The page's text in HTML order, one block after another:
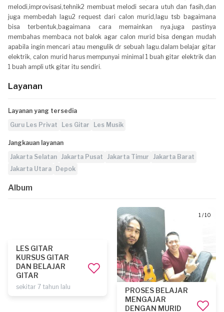
melodi,improvisasi,tehnik2 membuat melodi secara utuh dan fasih,dan
juga membedah lagu2 request dari calon murid,lagu tsb bagaimana
bisa terbentuk,bagaimana cara memainkan nya.juga pastinya
membahas membaca not balok agar calon murid bisa dengan mudah
apabila ingin mencari atau mengulik dr sebuah lagu.dalam belajar gitar
elektrik, calon murid harus mempunyai minimal 1 buah gitar elektrik dan
1 buah ampli utk gitar itu sendiri.
Layanan
Layanan yang tersedia
Guru Les Privat
Les Gitar Les Musik
Jangkauan layanan
Jakarta Selatan Jakarta Pusat Jakarta Timur
Jakarta Barat
Jakarta Utara
Depok
Album
LES GITAR
KURSUS GITAR
DAN BELAJAR
GITAR
sekitar 7 tahun lalu
1 / 10
PROSES BELAJAR
MENGAJAR
DENGAN MURID